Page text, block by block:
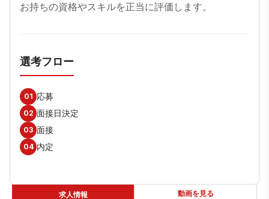
お持ちの資格やスキルを正当に評価します。
選考フロー
01 応募
02 面接日決定
03 面接
04 内定
求人情報 動画を見る